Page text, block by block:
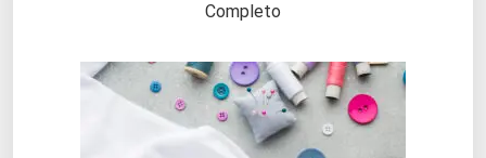
Completo